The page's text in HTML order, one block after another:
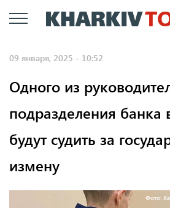
к
09 января, 2025 - 10:52
Одного из
подразделения банка
будут судить за
измену
Фото: